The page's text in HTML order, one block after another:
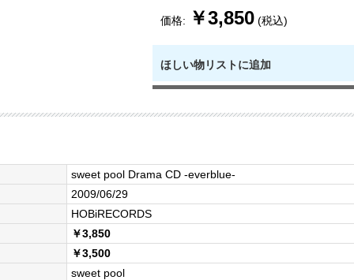
価格: ￥3,850 (税込)
ほしい物リストに追加
sweet pool Drama CD -everblue-
2009/06/29
HOBiRECORDS
￥3,850
￥3,500
sweet pool